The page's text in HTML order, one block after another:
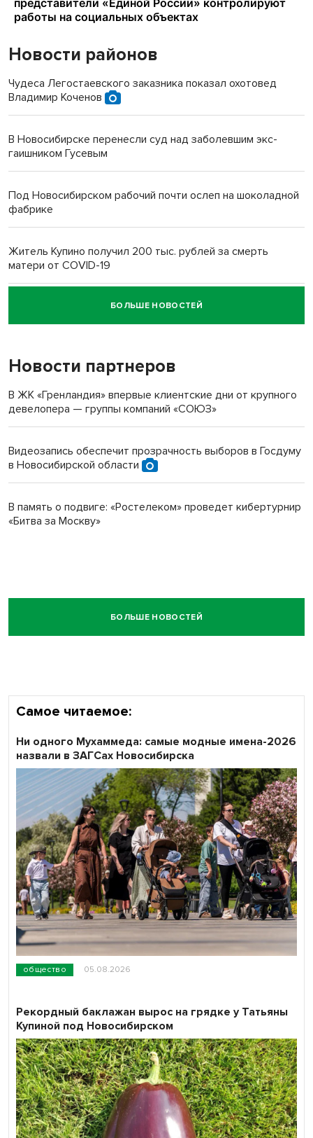
Новости районов
Чудеса Легостаевского заказника показал охотовед
Владимир Коченов
В Новосибирске перенесли суд над заболевшим экс-
гаишником Гусевым
Под Новосибирском рабочий почти ослеп на шоколадной
фабрике
Житель Купино получил 200 тыс. рублей за смерть
матери от COVID-19
Новосибирский суд наказал водителя за смерть
пенсионерки на вокзале
БОЛЬШЕ НОВОСТЕЙ
Новости партнеров
В ЖК «Гренландия» впервые клиентские дни от крупного
девелопера — группы компаний «СОЮЗ»
Видеозапись обеспечит прозрачность выборов в Госдуму
в Новосибирской области
В память о подвиге: «Ростелеком» проведет кибертурнир
«Битва за Москву»
БОЛЬШЕ НОВОСТЕЙ
Самое читаемое:
общество 05.08.2026
Ни одного Мухаммеда: самые модные имена-2026
назвали в ЗАГСах Новосибирска
Рекордный баклажан вырос на грядке у Татьяны
Купиной под Новосибирском